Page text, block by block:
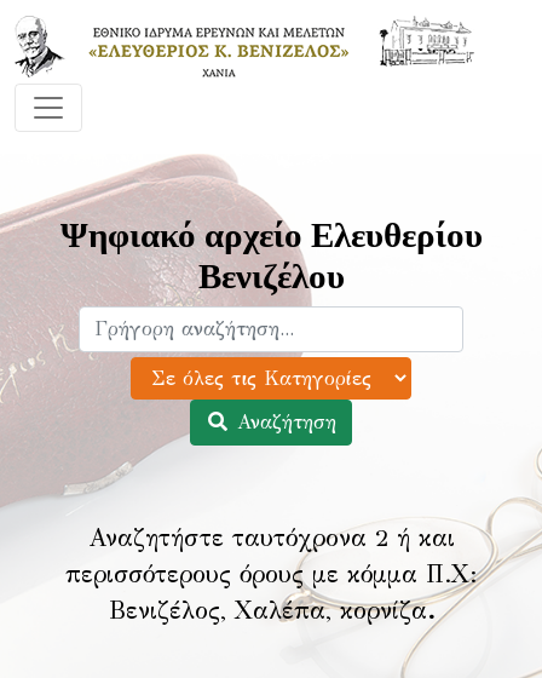
Ψηφιακό αρχείο Ελευθερίου
Βενιζέλου
Αναζήτηση
Αναζητήστε ταυτόχρονα 2 ή και
περισσότερους όρους με κόμμα Π.Χ:
Βενιζέλος, Χαλέπα, κορνίζα.